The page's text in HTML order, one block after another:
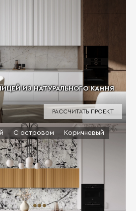
ИЗ НАТУРАЛЬНОГО КАМНЯ
РАССЧИТАТЬ ПРОЕКТ
С островом Коричневый